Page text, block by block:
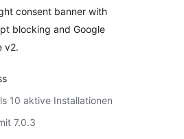
consent banner with
blocking and Google
v2.
10 aktive Installationen
7.0.3